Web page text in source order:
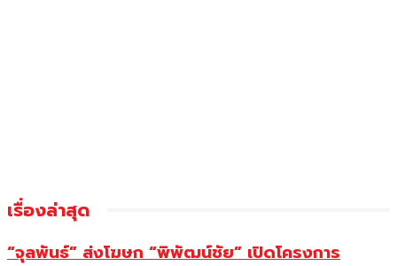
เรื่องล่าสุด
“จุลพันธ์” ส่งโฆษก “พิพัฒน์ชัย” เปิดโครงการ